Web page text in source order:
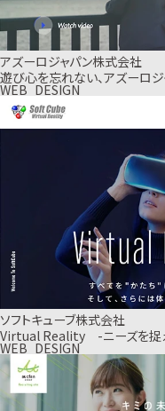
アズーロジャパン株式会社
遊び心を忘れない、アズーロジ
WEB_DESIGN
ソフトキューブ株式会社
Virtual Reality -ニーズを捉
WEB_DESIGN